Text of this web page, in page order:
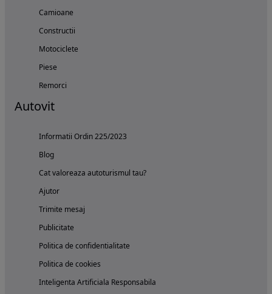
Camioane
Constructii
Motociclete
Piese
Remorci
Autovit
Informatii Ordin 225/2023
Blog
Cat valoreaza autoturismul tau?
Ajutor
Trimite mesaj
Publicitate
Politica de confidentialitate
Politica de cookies
Inteligenta Artificiala Responsabila